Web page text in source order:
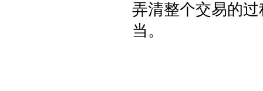
弄清整个交易的
当。